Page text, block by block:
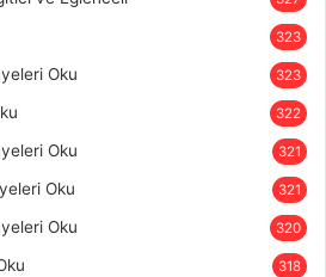
323
Oku 323
322
Oku 321
Oku 321
Oku 320
318